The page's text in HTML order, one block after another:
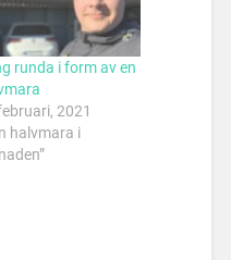
runda i form av en
2021
halvmara i